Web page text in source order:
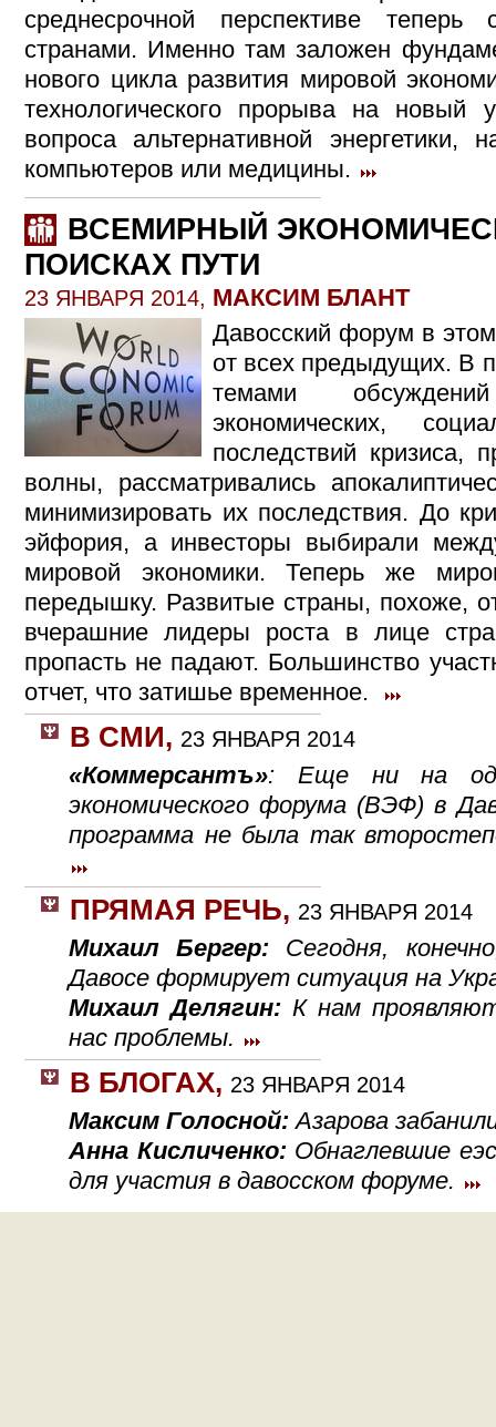
среднесрочной перспективе
странами. Именно там заложен
нового цикла развития мировой
технологического прорыва на новый
вопроса альтернативной энергетики,
компьютеров или медицины.
ВСЕМИРНЫЙ
ПОИСКАХ ПУТИ
23 ЯНВАРЯ 2014, МАКСИМ БЛАНТ
Давосский форум в
от всех предыдущих. В
темами
экономических,
последствий кризиса,
волны, рассматривались
минимизировать их последствия. До
эйфория, а инвесторы выбирали
мировой экономики. Теперь же
передышку. Развитые страны, похоже,
вчерашние лидеры роста в лице
пропасть не падают. Большинство
отчет, что затишье временное.
В СМИ, 23 ЯНВАРЯ 2014
«Коммерсантъ»: Еще ни на
экономического форума (ВЭФ) в
программа не была так
ПРЯМАЯ РЕЧЬ, 23 ЯНВАРЯ 2014
Михаил Бергер: Сегодня,
Давосе формирует ситуация на
Михаил Делягин: К нам
нас проблемы.
В БЛОГАХ, 23 ЯНВАРЯ 2014
Максим Голосной:Азарова
Анна Кисличенко: Обнаглевшие
для участия в давосском форуме.